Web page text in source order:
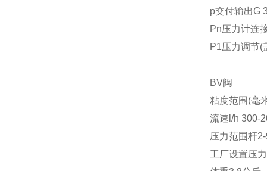
p交付输出G
Pn压力计连
P1压力调节(
BV阀
粘度范围(毫
流速l/h 300-
压力范围杆
工厂设置压力